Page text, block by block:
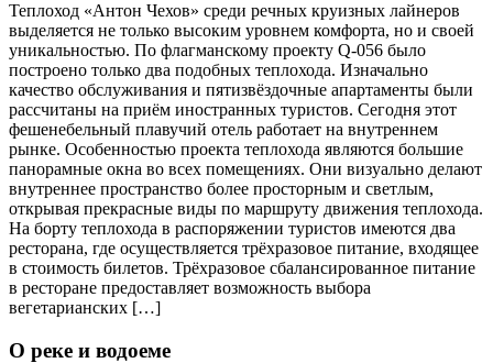
Теплоход «Антон Чехов» среди речных круизных лайнеров
выделяется не только высоким уровнем комфорта, но и своей
уникальностью. По флагманскому проекту Q-056 было
построено только два подобных теплохода. Изначально
качество обслуживания и пятизвёздочные апартаменты были
рассчитаны на приём иностранных туристов. Сегодня этот
фешенебельный плавучий отель работает на внутреннем
рынке. Особенностью проекта теплохода являются большие
панорамные окна во всех помещениях. Они визуально делают
внутреннее пространство более просторным и светлым,
открывая прекрасные виды по маршруту движения теплохода.
На борту теплохода в распоряжении туристов имеются два
ресторана, где осуществляется трёхразовое питание, входящее
в стоимость билетов. Трёхразовое сбалансированное питание
в ресторане предоставляет возможность выбора
вегетарианских […]
О реке и водоеме